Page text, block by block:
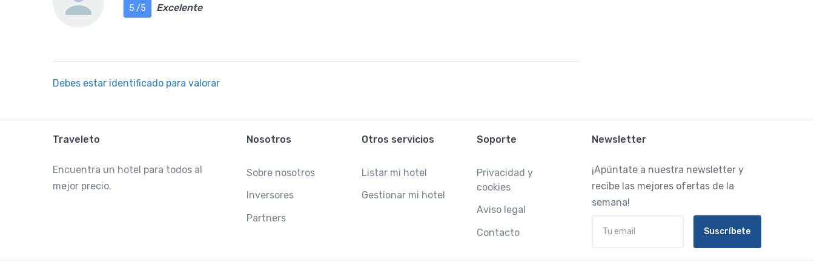
5 /5 Excelente
Debes estar identificado para valorar
Traveleto
Encuentra un hotel para todos al
mejor precio.
Nosotros
Sobre nosotros
Inversores
Partners
Otros servicios
Listar mi hotel
Gestionar mi hotel
Soporte
Privacidad y
cookies
Aviso legal
Contacto
Newsletter
¡Apúntate a nuestra newsletter y
recibe las mejores ofertas de la
semana!
Suscríbete